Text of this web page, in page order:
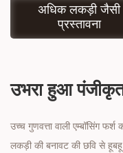
अधिक लकड़ी जैसी
प्रस्तावना
उभरा हुआ
उच्च गुणवत्ता वाली एम्बॉसिंग
लकड़ी की बनावट की छवि से